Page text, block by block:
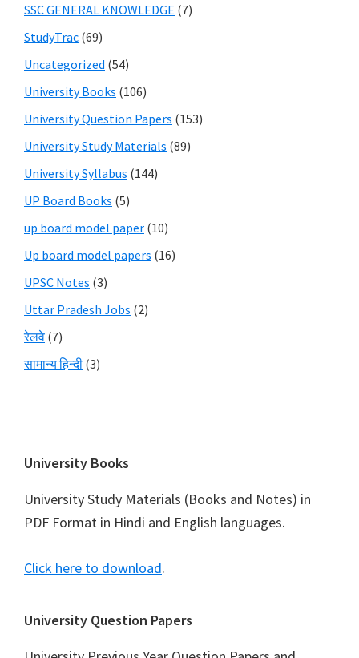
SSC GENERAL KNOWLEDGE (7)
StudyTrac (69)
Uncategorized (54)
University Books (106)
University Question Papers (153)
University Study Materials (89)
University Syllabus (144)
UP Board Books (5)
up board model paper (10)
Up board model papers (16)
UPSC Notes (3)
Uttar Pradesh Jobs (2)
रेलवे (7)
सामान्य हिन्दी (3)
Footer
University Books
University Study Materials (Books and Notes) in
PDF Format in Hindi and English languages.
Click here to download.
University Question Papers